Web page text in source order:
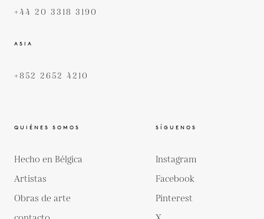
+44 20 3318 3190
ASIA
+852 2652 4210
QUIÉNES SOMOS
Hecho en Bélgica
Artistas
Obras de arte
SÍGUENOS
Instagram
Facebook
Pinterest